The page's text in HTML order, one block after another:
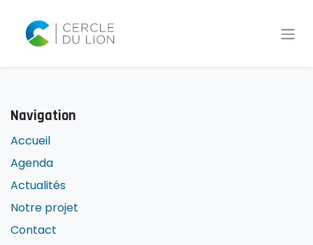
Navigation
Accueil
Agenda
Actualités
Notre projet
Contact